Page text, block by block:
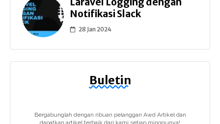
Notifikasi Slack
28 Jan 2024
Buletin
Bergabunglah dengan ribuan pelanggan Awd Artikel dan
dapatkan artikel terbaik dari kami setiap minggunya!